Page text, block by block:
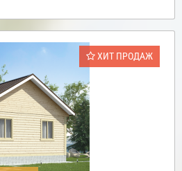
ХИТ ПРОДАЖ